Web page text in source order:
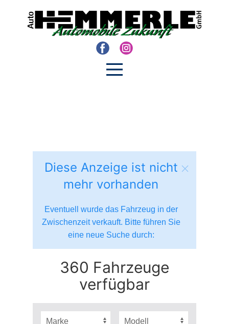
Diese Anzeige ist nicht
mehr vorhanden
Eventuell wurde das Fahrzeug in der
Zwischenzeit verkauft. Bitte führen Sie
eine neue Suche durch:
360 Fahrzeuge
verfügbar